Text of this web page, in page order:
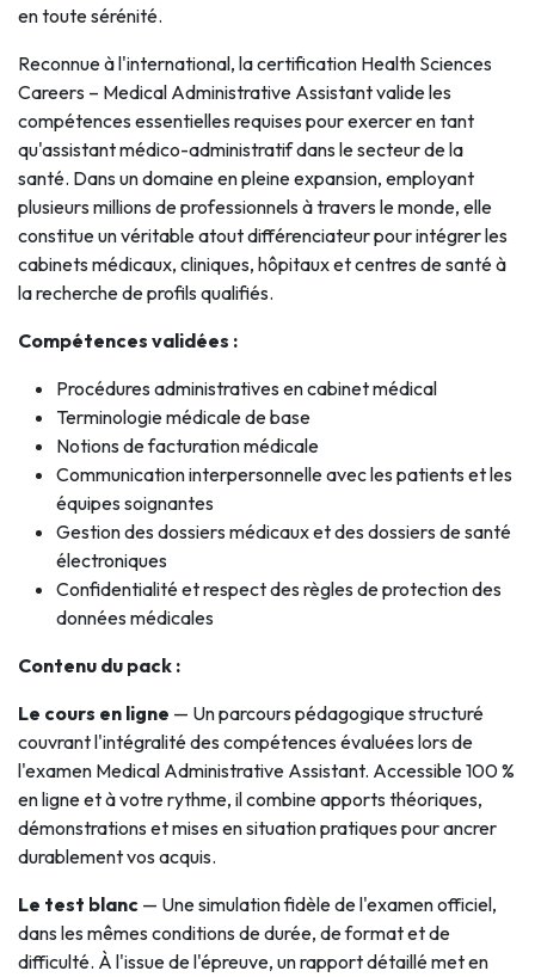
en toute sérénité.
Reconnue à l'international, la certification Health Sciences
Careers – Medical Administrative Assistant valide les
compétences essentielles requises pour exercer en tant
qu'assistant médico-administratif dans le secteur de la
santé. Dans un domaine en pleine expansion, employant
plusieurs millions de professionnels à travers le monde, elle
constitue un véritable atout différenciateur pour intégrer les
cabinets médicaux, cliniques, hôpitaux et centres de santé à
la recherche de profils qualifiés.
Compétences validées :
Procédures administratives en cabinet médical
Terminologie médicale de base
Notions de facturation médicale
Communication interpersonnelle avec les patients et les
équipes soignantes
Gestion des dossiers médicaux et des dossiers de santé
électroniques
Confidentialité et respect des règles de protection des
données médicales
Contenu du pack :
Le cours en ligne — Un parcours pédagogique structuré
couvrant l'intégralité des compétences évaluées lors de
l'examen Medical Administrative Assistant. Accessible 100 %
en ligne et à votre rythme, il combine apports théoriques,
démonstrations et mises en situation pratiques pour ancrer
durablement vos acquis.
Le test blanc — Une simulation fidèle de l'examen officiel,
dans les mêmes conditions de durée, de format et de
difficulté. À l'issue de l'épreuve, un rapport détaillé met en